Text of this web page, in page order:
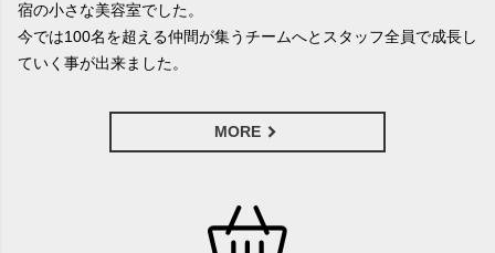
宿の小さな美容室でした。
今では100名を超える仲間が集うチームへとスタッフ全員で成長し
ていく事が出来ました。
MORE